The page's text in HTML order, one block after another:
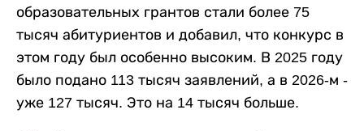
образовательных грантов стали более 75
тысяч абитуриентов и добавил, что конкурс в
этом году был особенно высоким. В 2025 году
было подано 113 тысяч заявлений, а в 2026-м -
уже 127 тысяч. Это на 14 тысяч больше.